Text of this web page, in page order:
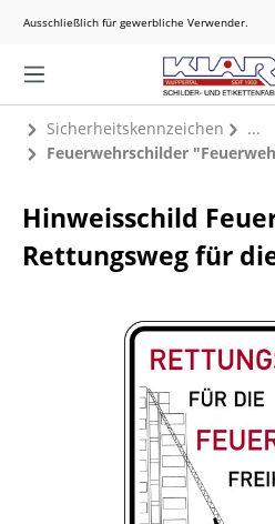
Ausschließlich für gewerbliche Verwender.
Sicherheitskennzeichen
Feuerwehrschilder
Hinweisschild
Rettungsweg für